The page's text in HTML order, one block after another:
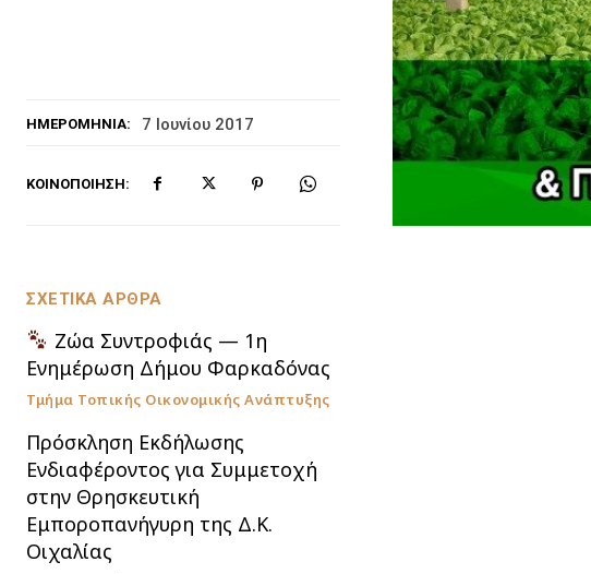
ΗΜΕΡΟΜΗΝΊΑ: 7 Ιουνίου 2017
ΚΟΙΝΟΠΟΊΗΣΗ:
ΣΧΕΤΙΚΑ ΑΡΘΡΑ
Ζώα Συντροφιάς — 1η
Ενημέρωση Δήμου Φαρκαδόνας
Τμήμα Τοπικής Οικονομικής Ανάπτυξης
Πρόσκληση Εκδήλωσης
Ενδιαφέροντος για Συμμετοχή
στην Θρησκευτική
Εμποροπανήγυρη της Δ.Κ.
Οιχαλίας